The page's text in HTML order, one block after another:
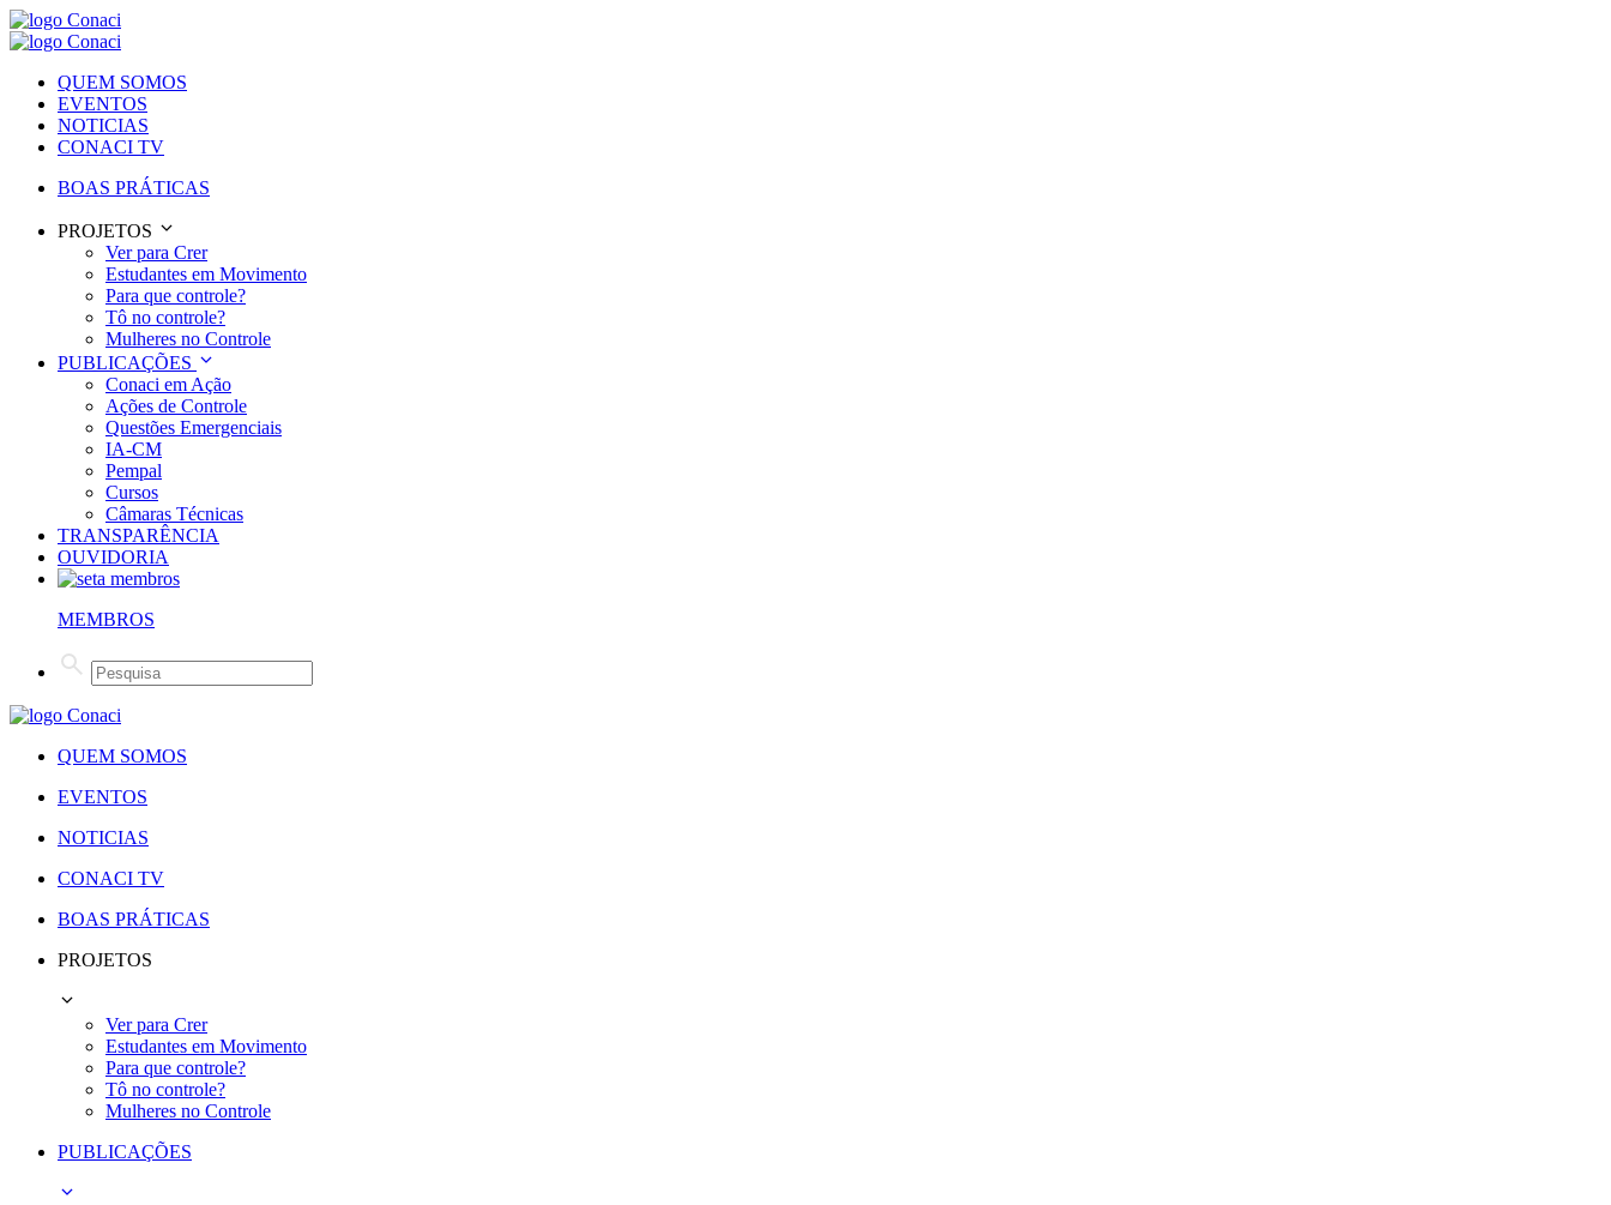
QUEM SOMOS
EVENTOS
NOTICIAS
CONACI TV
BOAS PRÁTICAS
PROJETOS
Ver para Crer
Estudantes em Movimento
Para que controle?
Tô no controle?
Mulheres no Controle
PUBLICAÇÕES
Conaci em Ação
Ações de Controle
Questões Emergenciais
IA-CM
Pempal
Cursos
Câmaras Técnicas
TRANSPARÊNCIA
OUVIDORIA
MEMBROS
QUEM SOMOS
EVENTOS
NOTICIAS
CONACI TV
BOAS PRÁTICAS
PROJETOS
Ver para Crer
Estudantes em Movimento
Para que controle?
Tô no controle?
Mulheres no Controle
PUBLICAÇÕES